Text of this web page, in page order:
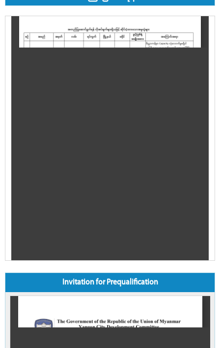
Invitation for Prequalification